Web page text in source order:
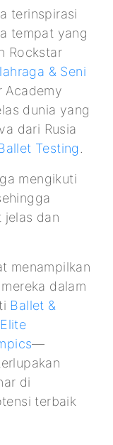
terinspirasi
tempat yang
Rockstar
& Seni
Academy
dunia yang
dari Rusia
Testing .
mengikuti
jelas dan
menampilkan
dalam
Ballet &
Elite
—
di
terbaik